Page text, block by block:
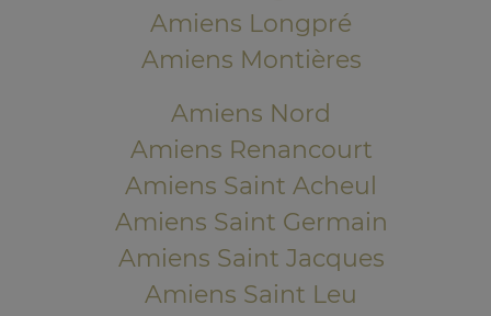
Amiens Longpré
Amiens Montières
Amiens Nord
Amiens Renancourt
Amiens Saint Acheul
Amiens Saint Germain
Amiens Saint Jacques
Amiens Saint Leu